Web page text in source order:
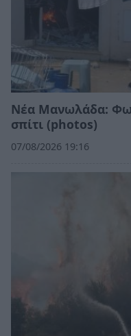
Νέα Μανωλάδα:
σπίτι (photos)
07/08/2026 19:16